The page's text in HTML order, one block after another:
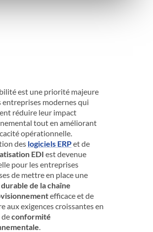
est une priorité majeure
entreprises modernes qui
réduire leur impact
tout en améliorant
opérationnelle.
des logiciels ERPet de
EDI est devenue
pour les entreprises
de mettre en place une
de la chaîne
efficace et de
aux exigences croissantes en
conformité
.